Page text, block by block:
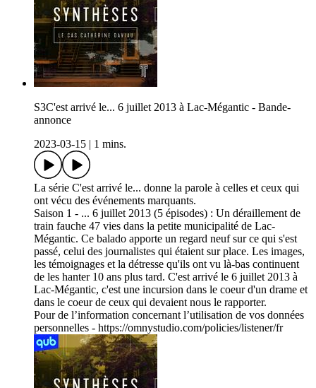
S3C'est arrivé le... 6 juillet 2013 à Lac-Mégantic - Bande-
annonce
2023-03-15
1 mins.
La série C'est arrivé le... donne la parole à celles et ceux qui
ont vécu des événements marquants.
Saison 1 - ... 6 juillet 2013 (5 épisodes) : Un déraillement de
train fauche 47 vies dans la petite municipalité de Lac-
Mégantic. Ce balado apporte un regard neuf sur ce qui s'est
passé, celui des journalistes qui étaient sur place. Les images,
les témoignages et la détresse qu'ils ont vu là-bas continuent
de les hanter 10 ans plus tard. C'est arrivé le 6 juillet 2013 à
Lac-Mégantic, c'est une incursion dans le coeur d'un drame et
dans le coeur de ceux qui devaient nous le rapporter.
Pour de l’information concernant l’utilisation de vos données
personnelles - https://omnystudio.com/policies/listener/fr